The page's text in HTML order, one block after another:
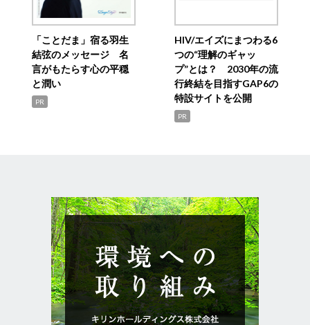
「ことだま」宿る羽生
結弦のメッセージ 名
言がもたらす心の平穏
と潤い
PR
HIV/エイズにまつわる6
つの“理解のギャッ
プ”とは？ 2030年の流
行終結を目指すGAP6の
特設サイトを公開
PR